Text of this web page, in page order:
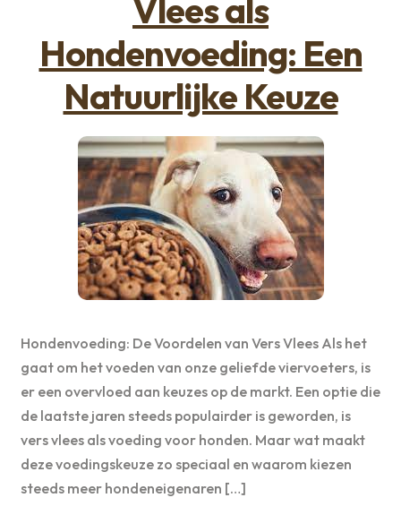
Vlees als
Hondenvoeding: Een
Natuurlijke Keuze
Hondenvoeding: De Voordelen van Vers Vlees Als het
gaat om het voeden van onze geliefde viervoeters, is
er een overvloed aan keuzes op de markt. Een optie die
de laatste jaren steeds populairder is geworden, is
vers vlees als voeding voor honden. Maar wat maakt
deze voedingskeuze zo speciaal en waarom kiezen
steeds meer hondeneigenaren […]